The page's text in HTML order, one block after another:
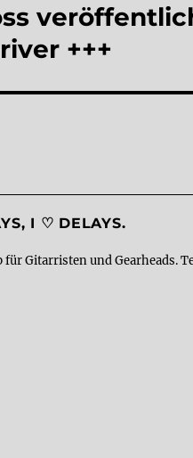
+++
I ♡ DELAYS.
für Gitarristen und Gearheads.